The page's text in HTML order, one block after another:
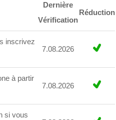
Dernière
Vérification
Réduction
inscrivez
7.08.2026
à partir
7.08.2026
si vous